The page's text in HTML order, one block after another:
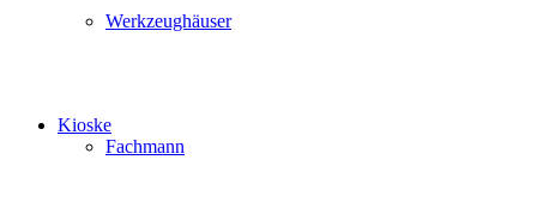
Werkzeughäuser
Kioske
Fachmann